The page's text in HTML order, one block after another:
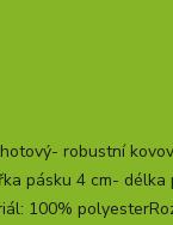
robustní
pásku 4 cm-
100%